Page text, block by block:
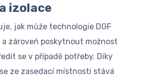
izolace
jak může technologie DGF
zároveň poskytnout možnost
se v případě potřeby. Díky
ze zasedací místnosti stává